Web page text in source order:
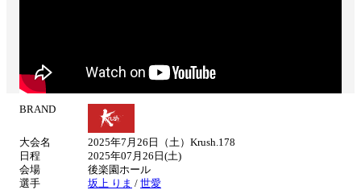
BRAND
大会名
2025年7月26日（土）Krush.178
日程
2025年07月26日(土)
会場
後楽園ホール
選手
坂上 りま / 世愛